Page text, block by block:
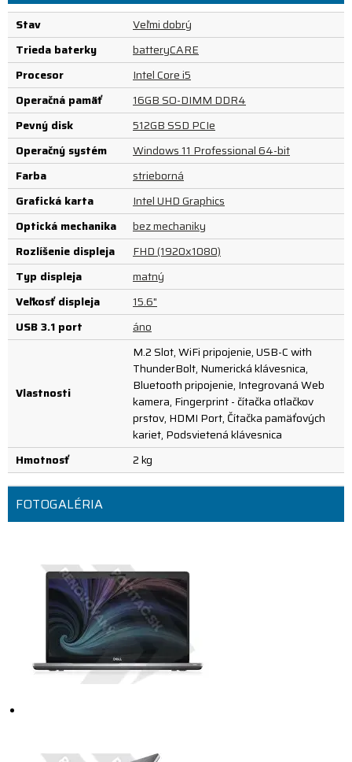
Stav
Veľmi dobrý
Trieda baterky
batteryCARE
Procesor
Intel Core i5
Operačná pamäť
16GB SO-DIMM DDR4
Pevný disk
512GB SSD PCIe
Operačný systém
Windows 11 Professional 64-bit
Farba
strieborná
Grafická karta
Intel UHD Graphics
Optická mechanika
bez mechaniky
Rozlíšenie displeja
FHD (1920x1080)
Typ displeja
matný
Veľkosť displeja
15.6"
USB 3.1 port
áno
Vlastnosti
M.2 Slot, WiFi pripojenie, USB-C with
ThunderBolt, Numerická klávesnica,
Bluetooth pripojenie, Integrovaná Web
kamera, Fingerprint - čítačka otlačkov
prstov, HDMI Port, Čítačka pamäťových
kariet, Podsvietená klávesnica
Hmotnosť
2 kg
FOTOGALÉRIA